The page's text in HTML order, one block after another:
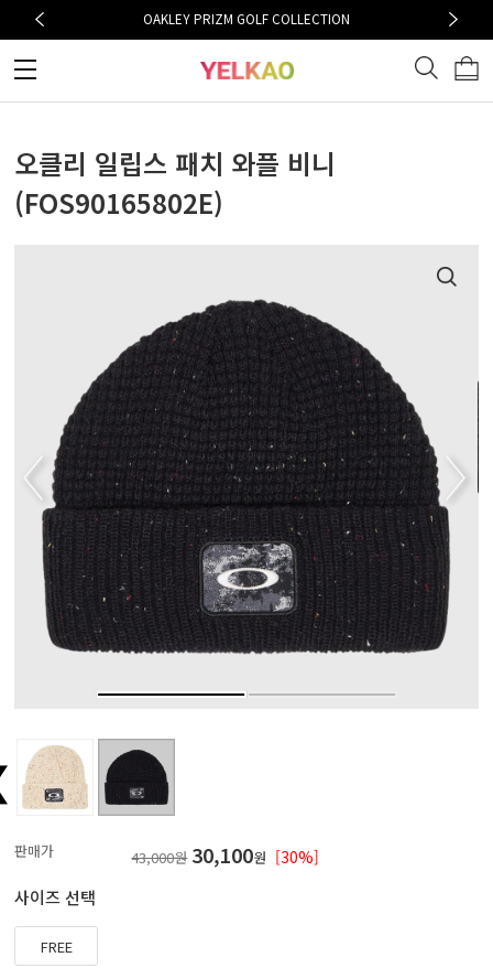
OAKLEY PRIZM GOLF COLLECTION
오클리 일립스 패치 와플 비니
(FOS90165802E)
판매가 43,000원 30,100원 [30%]
사이즈 선택
FREE